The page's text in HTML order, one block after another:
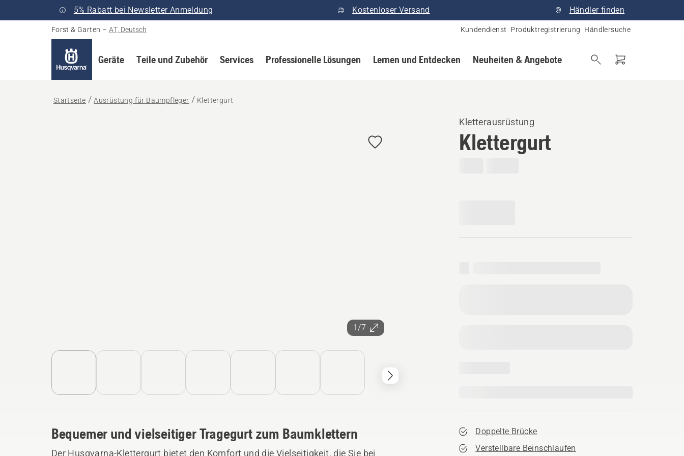
5% Rabatt bei Newsletter Anmeldung Kostenloser Versand Händler finden
Forst & Garten – AT, Deutsch Kundendienst Produktregistrierung Händlersuche
Geräte Teile und Zubehör Services Professionelle Lösungen Lernen und Entdecken Neuheiten & Angebote
Startseite Ausrüstung für Baumpfleger Klettergurt
1/7
Kletterausrüstung
Klettergurt
Doppelte Brücke
Verstellbare Beinschlaufen
Bequemer und vielseitiger Tragegurt zum Baumklettern
Der Husqvarna-Klettergurt bietet den Komfort und die Vielseitigkeit, die Sie bei